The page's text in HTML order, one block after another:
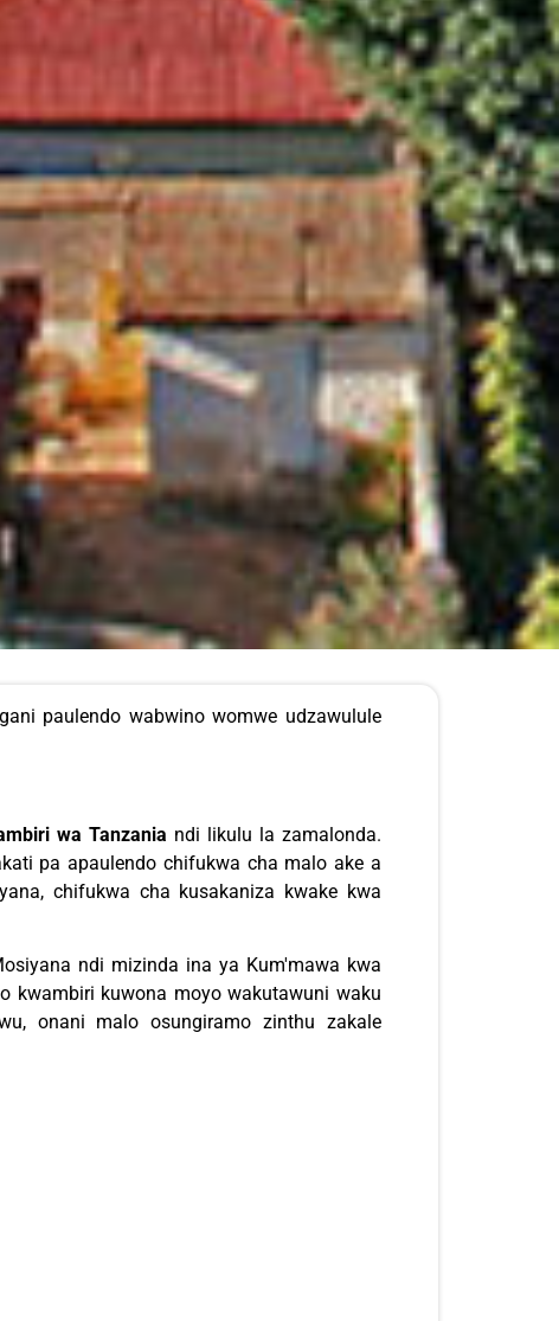
paulendo wabwino womwe udzawulule
wa Tanzania ndi likulu la zamalonda.
pa apaulendo chifukwa cha malo ake a
chifukwa cha kusakaniza kwake kwa
ndi mizinda ina ya Kum'mawa kwa
kwambiri kuwona moyo wakutawuni waku
onani malo osungiramo zinthu zakale